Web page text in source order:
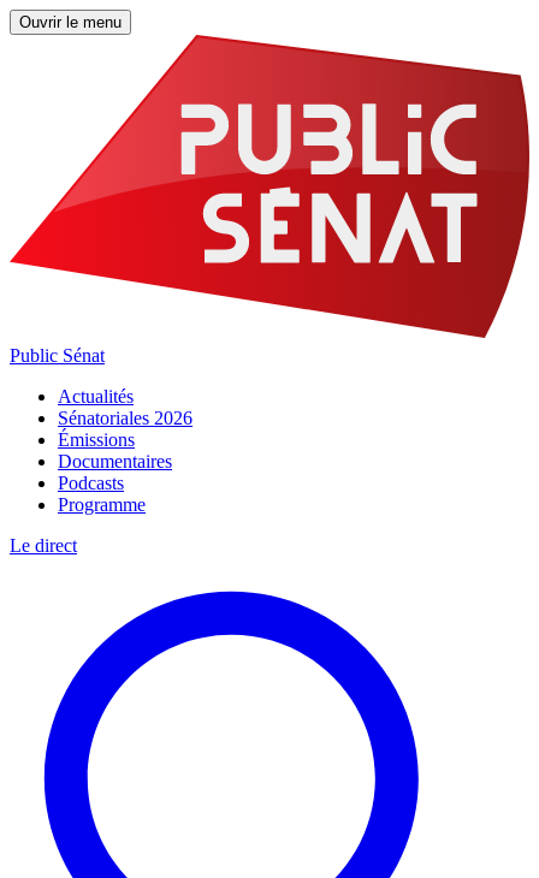
Ouvrir le menu
Public Sénat
Actualités
Sénatoriales 2026
Émissions
Documentaires
Podcasts
Programme
Le direct